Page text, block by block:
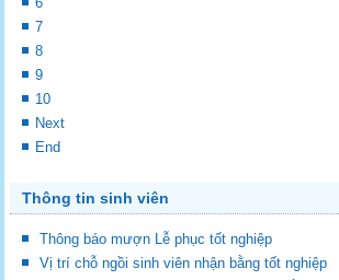
7
8
9
10
Next
End
Thông tin sinh viên
Thông báo mượn Lễ phục tốt nghiệp
Vị trí chỗ ngồi sinh viên nhận bằng tốt nghiệp